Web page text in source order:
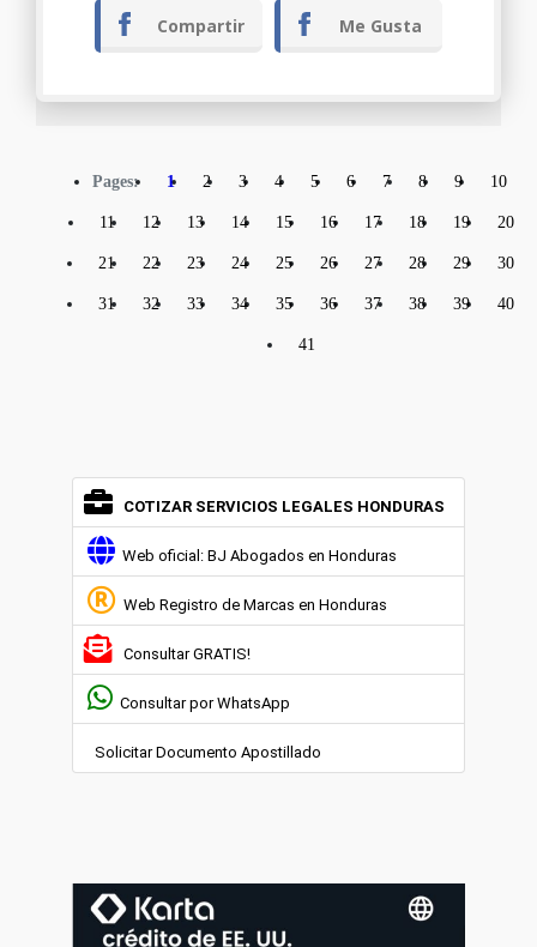
Compartir Me Gusta
Pages: 1 2 3 4 5 6 7 8 9 10
11 12 13 14 15 16 17 18 19 20
21 22 23 24 25 26 27 28 29 30
31 32 33 34 35 36 37 38 39 40
41
COTIZAR SERVICIOS LEGALES HONDURAS
Web oficial: BJ Abogados en Honduras
Web Registro de Marcas en Honduras
Consultar GRATIS!
Consultar por WhatsApp
Solicitar Documento Apostillado